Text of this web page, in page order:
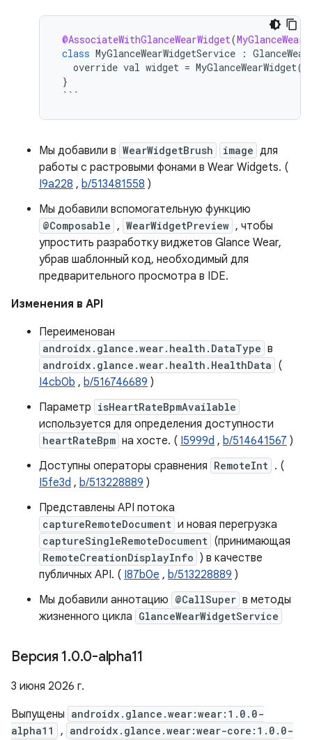
@AssociateWithGlanceWearWidget(
class MyGlanceWearWidgetService :
override val widget = MyGlanceWearWidget()
}
```
Мы добавили в WearWidgetBrush image для
работы с растровыми фонами в Wear Widgets. (
I9a228 , b/513481558 )
Мы добавили вспомогательную функцию
@Composable , WearWidgetPreview , чтобы
упростить разработку виджетов Glance Wear,
убрав шаблонный код, необходимый для
предварительного просмотра в IDE.
Изменения в API
Переименован
androidx.glance.wear.health.DataType в
androidx.glance.wear.health.HealthData (
I4cb0b , b/516746689 )
Параметр isHeartRateBpmAvailable
используется для определения доступности
heartRateBpm на хосте. ( I5999d , b/514641567 )
Доступны операторы сравнения RemoteInt . (
I5fe3d , b/513228889 )
Представлены API потока
captureRemoteDocument и новая перегрузка
captureSingleRemoteDocument (принимающая
RemoteCreationDisplayInfo ) в качестве
публичных API. ( I87b0e , b/513228889 )
Мы добавили аннотацию @CallSuper в методы
жизненного цикла GlanceWearWidgetService
Версия 1.0.0-alpha11
3 июня 2026 г.
Выпущены androidx.glance.wear:wear:1.0.0-
alpha11
, androidx.glance.wear:wear-core:1.0.0-